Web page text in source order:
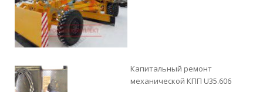
Капитальный ремонт
механической КПП U35.606